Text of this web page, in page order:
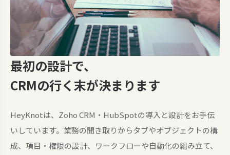
最初の設計で、
CRMの行く末が決まります
HeyKnotは、Zoho CRM・HubSpotの導入と設計をお手伝
いしています。業務の聞き取りからタブやオブジェクトの構
成、項目・権限の設計、ワークフローや自動化の組み立て、